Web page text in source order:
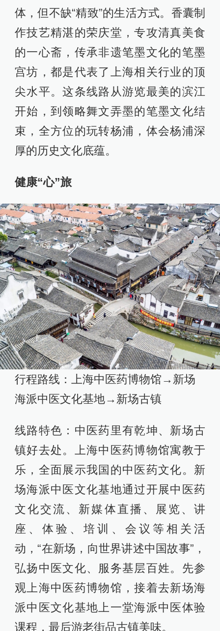
体，但不缺“精致”的生活方式。香囊制
作技艺精湛的荣庆堂，专攻清真美食
的一心斋，传承非遗笔墨文化的笔墨
宫坊，都是代表了上海相关行业的顶
尖水平。这条线路从游览最美的滨江
开始，到领略舞文弄墨的笔墨文化结
束，全方位的玩转杨浦，体会杨浦深
厚的历史文化底蕴。
健康“心”旅
行程路线：上海中医药博物馆→新场
海派中医文化基地→新场古镇
线路特色：中医药里有乾坤、新场古
镇好去处。上海中医药博物馆寓教于
乐，全面展示我国的中医药文化。新
场海派中医文化基地通过开展中医药
文化交流、新媒体直播、展览、讲
座、体验、培训、会议等相关活
动，“在新场，向世界讲述中国故事”，
弘扬中医文化、服务基层百姓。先参
观上海中医药博物馆，接着去新场海
派中医文化基地上一堂海派中医体验
课程，最后游老街品古镇美味。